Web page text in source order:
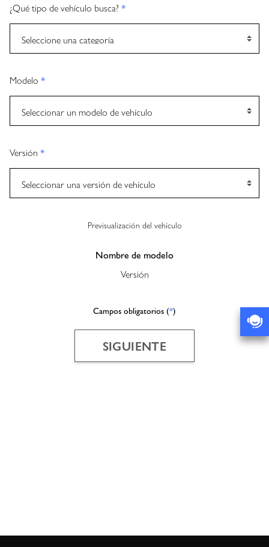
¿Qué tipo de vehículo busca? *
Modelo *
Versión *
Previsualización del vehículo
Nombre de modelo
Versión
Campos obligatorios (*)
SIGUIENTE